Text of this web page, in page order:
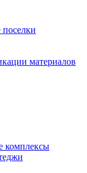
поселки
материалов
комплексы